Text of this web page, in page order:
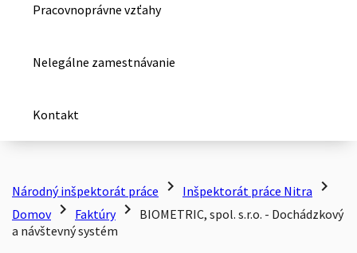
Pracovnoprávne vzťahy
Nelegálne zamestnávanie
Kontakt
Národný inšpektorát práce chevron_right Inšpektorát práce Nitra chevron_right
Domov chevron_right Faktúry chevron_right BIOMETRIC, spol. s.r.o. - Dochádzkový
a návštevný systém